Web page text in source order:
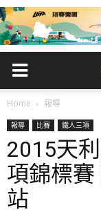
Home 報導
報導 比賽 鐵人三項
2015天
項錦標
站